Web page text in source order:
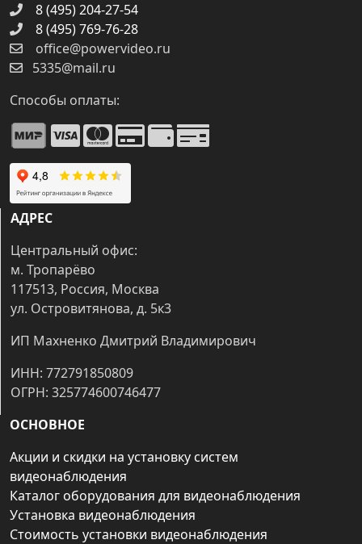
8 (495) 204-27-54
8 (495) 769-76-28
office@powervideo.ru
5335@mail.ru
Способы оплаты:
АДРЕС
Центральный офис:
м. Тропарёво
117513, Россия, Москва
ул. Островитянова, д. 5к3
ИП Махненко Дмитрий Владимирович
ИНН: 772791850809
ОГРН: 325774600746477
ОСНОВНОЕ
Акции и скидки на установку систем
видеонаблюдения
Каталог оборудования для видеонаблюдения
Установка видеонаблюдения
Стоимость установки видеонаблюдения